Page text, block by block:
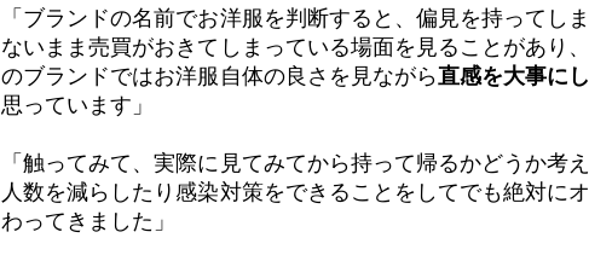
「ブランドの名前でお洋服を判断すると、偏見を持ってし
ないまま売買がおきてしまっている場面を見ることがあり
のブランドではお洋服自体の良さを見ながら直感を大事に
思っています」
「触ってみて、実際に見てみてから持って帰るかどうか考
人数を減らしたり感染対策をできることをしてでも絶対に
わってきました」